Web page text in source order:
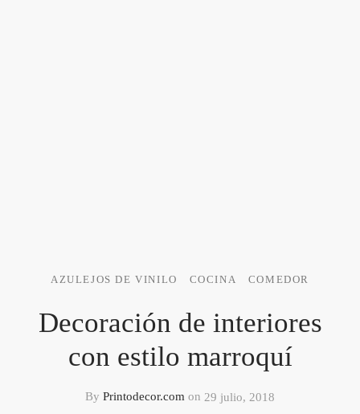
AZULEJOS DE VINILO COCINA COMEDOR
Decoración de interiores
con estilo marroquí
By Printodecor.com on 29 julio, 2018